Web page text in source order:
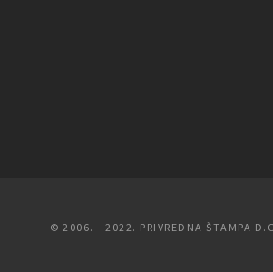
© 2006. - 2022. PRIVREDNA ŠTAMPA